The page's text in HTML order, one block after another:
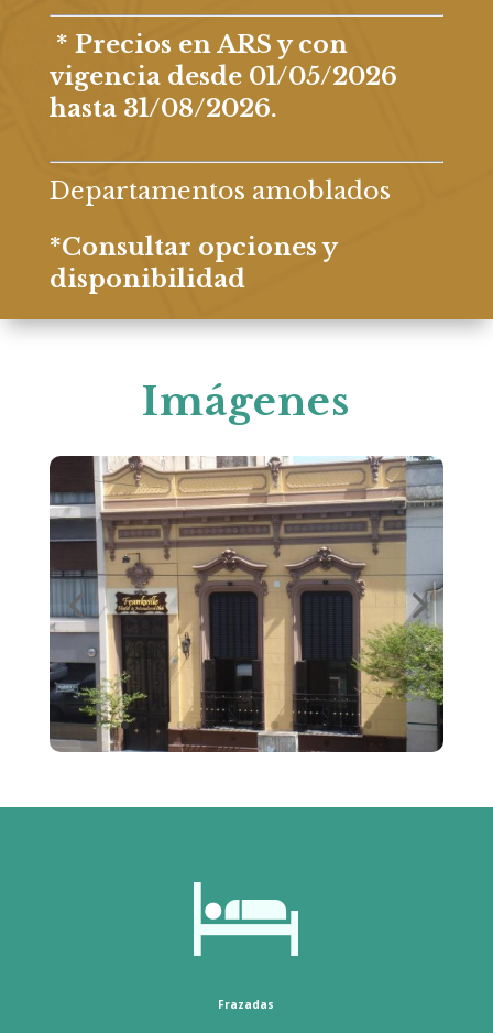
* Precios en ARS y con
vigencia desde 01/05/2026
hasta 31/08/2026.
Departamentos amoblados
*Consultar opciones y
disponibilidad
Imágenes
Frazadas